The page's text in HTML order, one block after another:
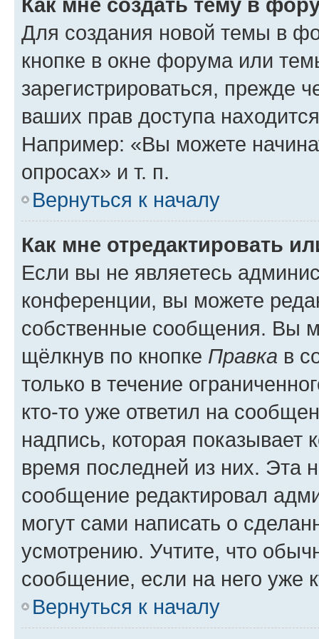
Для создания новой темы в
кнопке в окне форума или
зарегистрироваться, прежде
ваших прав доступа
Например: «Вы можете
опросах» и т. п.
Вернуться к началу
Как мне отредактировать
Если вы не являетесь
конференции, вы можете
собственные сообщения. Вы
щёлкнув по кнопке Правка в
только в течение
кто-то уже ответил на
надпись, которая показывает
время последней из них. Эта
сообщение редактировал
могут сами написать о
усмотрению. Учтите, что
сообщение, если на него уже
Вернуться к началу